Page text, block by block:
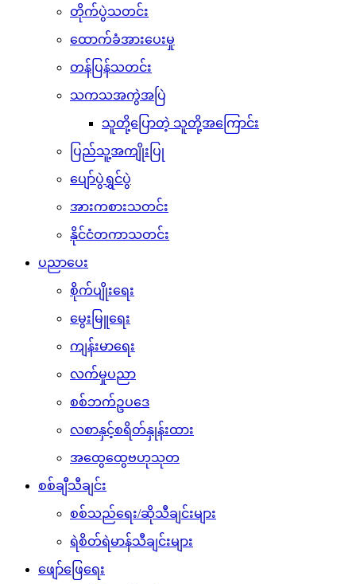
တိုက်ပွဲသတင်း
ထောက်ခံအားပေးမှု
တန်ပြန်သတင်း
သကသအကွဲအပြဲ
သူတို့ပြောတဲ့ သူတို့အကြောင်း
ပြည်သူ့အကျိုးပြု
ပျော်ပွဲရွှင်ပွဲ
အားကစားသတင်း
နိုင်ငံတကာသတင်း
ပညာပေး
စိုက်ပျိုးရေး
မွေးမြူရေး
ကျန်းမာရေး
လက်မှုပညာ
စစ်ဘက်ဥပဒေ
လစာနှင့်စရိတ်နှုန်းထား
အထွေထွေဗဟုသုတ
စစ်ချီသီချင်း
စစ်သည်ရေး/ဆိုသီချင်းများ
ရဲစိတ်ရဲမာန်သီချင်းများ
ဖျော်ဖြေရေး